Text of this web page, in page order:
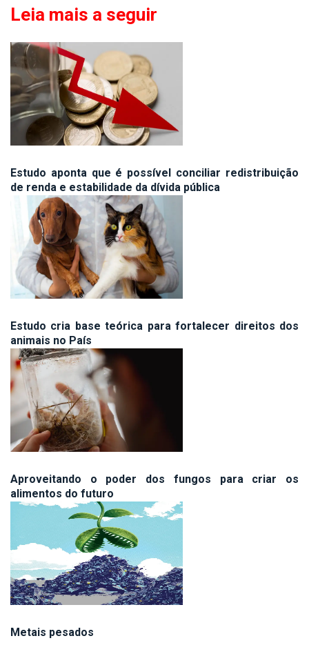
Leia mais a seguir
Estudo aponta que é possível conciliar redistribuição
de renda e estabilidade da dívida pública
Estudo cria base teórica para fortalecer direitos dos
animais no País
Aproveitando o poder dos fungos para criar os
alimentos do futuro
Metais pesados